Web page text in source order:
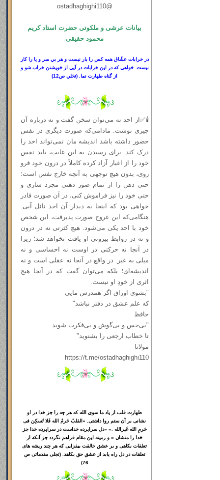
@ostadhaghighi110
بیانات عرشی و ملکوتی حضرت استاد کریم
محمود حقیقی
در خرابات عشّاق همه كس را بار نيست و هر بي سر و پا را كار
نيست. خواهي كه در اين خرابات در آيي از خويشتن خراب شو و
از گناه طهارت نما.
(تخلي ص12)
🕯✅از احد نه می‌توان سخن گفت و نه درباره آن
چیزی نوشت. مادامی‌که صورت دیگری در نفس
حضور داشته باشد اندیشه‌ مان نمی‌تواند احد را
درک کند. برای رسیدن به این غایت، باید نفس
خود را از اغیار آزاد کرده کاملاً در درون خود فرو
روی، بدون هیچ توجهی به آنچه خارج نفس است؛
حتى ذهن را از تمام صور ذهنی مجرد سازی و
حتی خود را نیز فراموش کنی، در آن صورت قادر
خواهی بود که اینجا به دیدار آن احد نائل آیی.
هنگامی‌که این عروج صورت پذیرفت، این شخص
خود با احد یکی می‌شود. هیچ کثرتی نه در درون
و نه در روابط بیرونی او یافت نخواهد شد؛ زیرا
در آنجا نه حرکتی در اوست نه احساسی و نه
میلی به غیر. در واقع در آنجا نه عقلی است و نه
اندیشه‌ای؛ بلکه می‌توان گفت که در آنجا هیچ
اثری از خودِ او نیست.
"بشوی اوراق اگر همدرس مایی
که علم عشق در دفتر نباشد"
حافظ
"بی‌حس و بی‌گوش و بی‌فکرت شوید
تا خطاب ارجعی را بشنوید"
مولانا
https://t.me/ostadhaghighi110
طهارت قلب از یاد ما سوی الله که هر چه را جز خدا در او
نشانی بر آن ستم روا داشتی. «القلبُ حَرمُ الله فَلا تُسکِن فی
حَرمِ الله غَیرالله .» «دل سراپرده خداست در سراپرده خدا جز
خدا را منشان » و زمینه این مقام فراهم نگردد جز آنکه از
تعلقات بکاهی و بر عشق خالقت بیفزایی که هر چند ریشه های
تعلقات در دل راه یابد از عشق حق بکاهد. (تجلی مقدماتی ص
76)